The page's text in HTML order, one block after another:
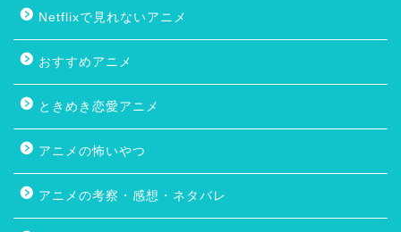
Netflixで見れないアニメ
おすすめアニメ
ときめき恋愛アニメ
アニメの怖いやつ
アニメの考察・感想・ネタバレ